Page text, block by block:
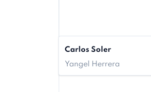
Carlos Soler
Yangel Herrera